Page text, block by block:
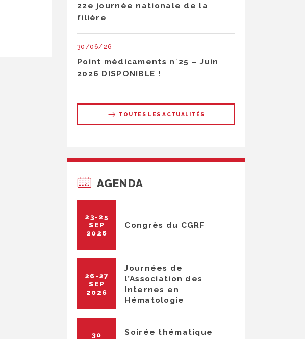
22e journée nationale de la
filière
30/06/26
Point médicaments n°25 – Juin
2026 DISPONIBLE !
TOUTES LES ACTUALITÉS
AGENDA
23-25
SEP
2026
Congrès du CGRF
26-27
SEP
2026
Journées de
l’Association des
Internes en
Hématologie
30
Soirée thématique